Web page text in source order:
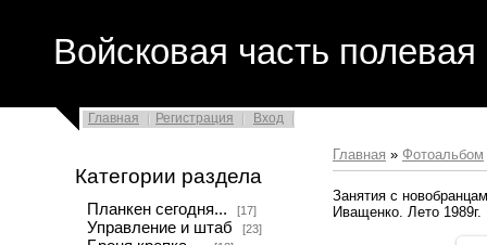
Войсковая часть полевая
Главная Регистрация Вход
Категории раздела
Планкен сегодня... [17]
Управление и штаб [23]
Главная » Фотоальбом
Занятия с
Иващенко. Лето 1989г.